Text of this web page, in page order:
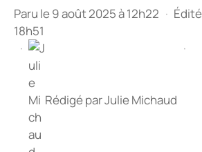
Paru le 9 août 2025 à 12h22 ·
18h51
·
Rédigé parJulie Michaud
·